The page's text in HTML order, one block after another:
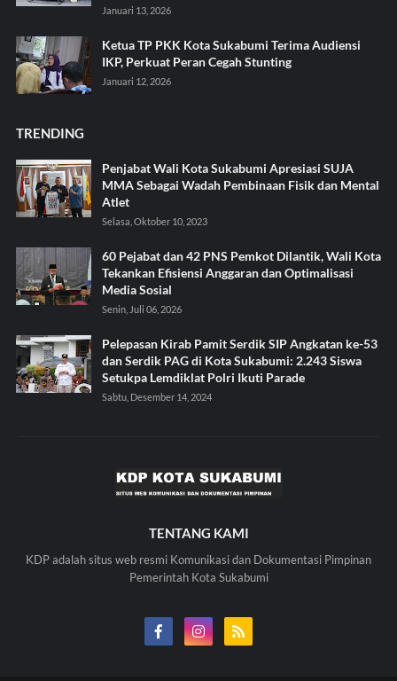
Januari 13, 2026
Ketua TP PKK Kota Sukabumi Terima Audiensi
IKP, Perkuat Peran Cegah Stunting
Januari 12, 2026
TRENDING
Penjabat Wali Kota Sukabumi Apresiasi SUJA
MMA Sebagai Wadah Pembinaan Fisik dan Mental
Atlet
Selasa, Oktober 10, 2023
60 Pejabat dan 42 PNS Pemkot Dilantik, Wali Kota
Tekankan Efisiensi Anggaran dan Optimalisasi
Media Sosial
Senin, Juli 06, 2026
Pelepasan Kirab Pamit Serdik SIP Angkatan ke-53
dan Serdik PAG di Kota Sukabumi: 2.243 Siswa
Setukpa Lemdiklat Polri Ikuti Parade
Sabtu, Desember 14, 2024
TENTANG KAMI
KDP adalah situs web resmi Komunikasi dan Dokumentasi Pimpinan
Pemerintah Kota Sukabumi